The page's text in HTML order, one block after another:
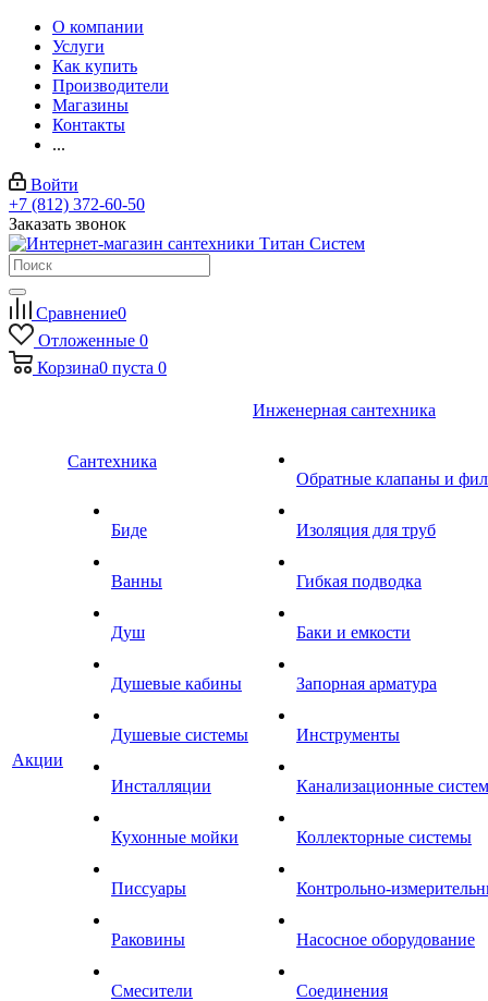
О компании
Услуги
Как купить
Производители
Магазины
Контакты
...
Войти
+7 (812) 372-60-50
Заказать звонок
Сравнение0
Отложенные 0
Корзина0 пуста 0
Акции
Сантехника
Биде
Ванны
Душ
Душевые кабины
Душевые системы
Инсталляции
Кухонные мойки
Писсуары
Раковины
Смесители
Инженерная сантехника
Обратные клапаны и
Изоляция для труб
Гибкая подводка
Баки и емкости
Запорная арматура
Инструменты
Канализационные
Коллекторные системы
Контрольно-
Насосное оборудование
Соединения